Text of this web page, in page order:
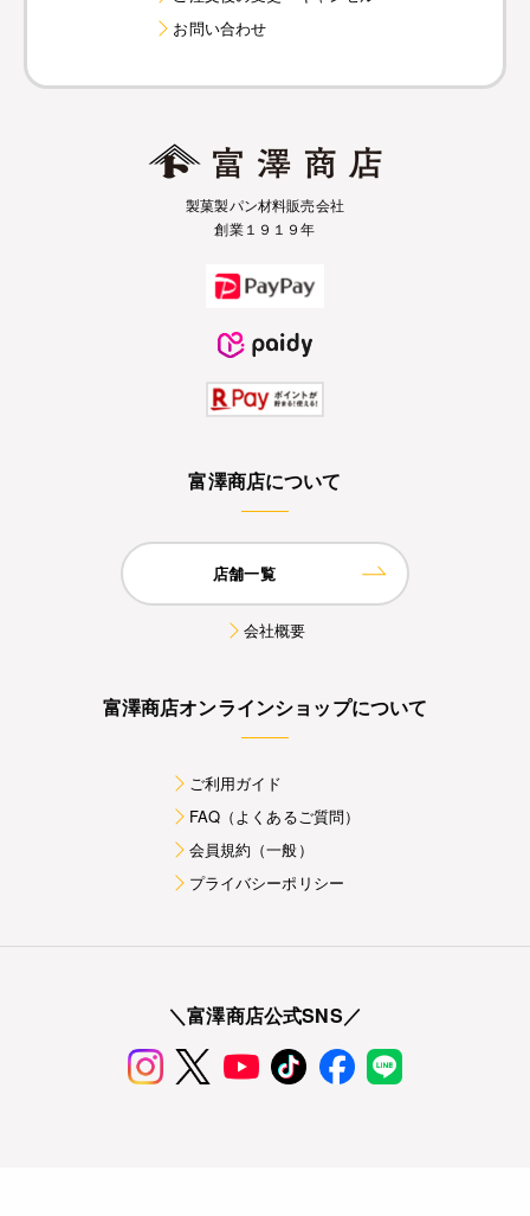
お問い合わせ
製菓製パン材料販売会社
創業１９１９年
富澤商店について
店舗一覧
会社概要
富澤商店オンラインショップについて
ご利用ガイド
FAQ（よくあるご質問）
会員規約（一般）
プライバシーポリシー
＼富澤商店公式SNS／